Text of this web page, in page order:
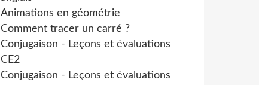
Animations en géométrie
Comment tracer un carré ?
Conjugaison - Leçons et évaluations
CE2
Conjugaison - Leçons et évaluations